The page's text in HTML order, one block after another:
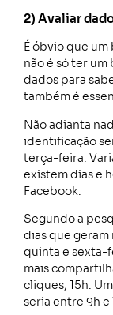
2) Avaliar
É óbvio que
não é só ter
dados para
também é
Não adianta
identificação
terça-feira.
existem dias e
Facebook.
Segundo a
dias que geram
quinta e sexta-
mais
cliques, 15h.
seria entre 9h e